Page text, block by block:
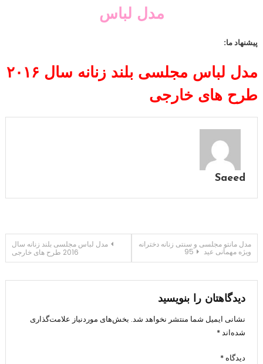
مدل لباس
پیشنهاد ما:
مدل لباس مجلسی بلند زنانه سال ۲۰۱۶
طرح های خارجی
Saeed
راهبری
مدل لباس مجلسی بلند زنانه سال
2016 طرح های خارجی
مدل مانتو مجلسی و سنتی زنانه دخترانه
ویژه مهمانی عید 95
دیدگاهتان را بنویسید
نشانی ایمیل شما منتشر نخواهد شد. بخش‌های موردنیاز علامت‌گذاری
شده‌اند*
دیدگاه *